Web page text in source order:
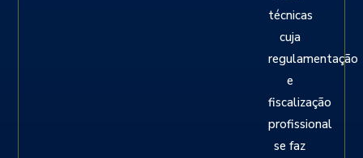
técnicas
cuja
regulamentação
e
fiscalização
profissional
se faz